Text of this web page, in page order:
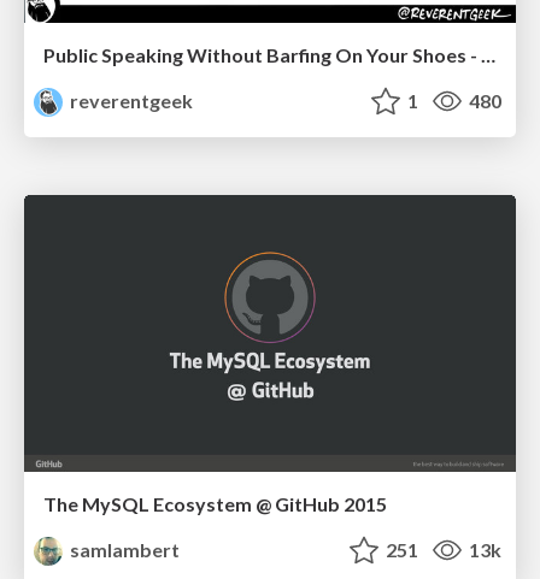
Public Speaking Without Barfing On Your Shoes - THAT 2023
reverentgeek
1 480
The MySQL Ecosystem @ GitHub 2015
samlambert
251 13k